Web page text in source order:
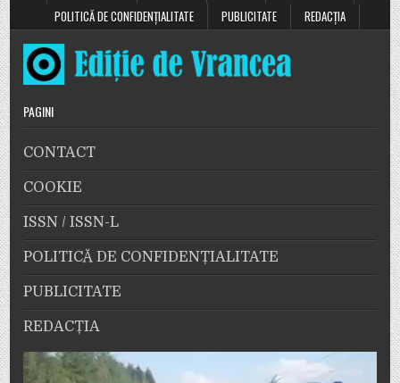
POLITICĂ DE CONFIDENȚIALITATE
PUBLICITATE REDACȚIA
PAGINI
CONTACT
COOKIE
ISSN / ISSN-L
POLITICĂ DE CONFIDENȚIALITATE
PUBLICITATE
REDACȚIA